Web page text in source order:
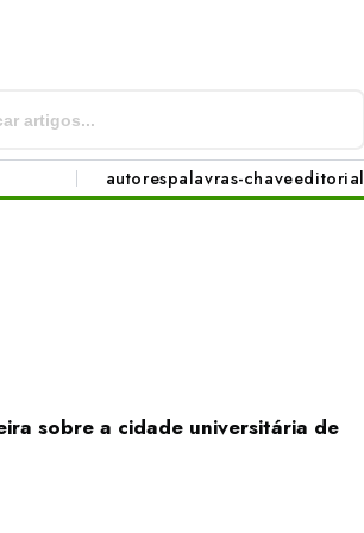
autorespalavras-chaveeditorial
sobre a cidade universitária de